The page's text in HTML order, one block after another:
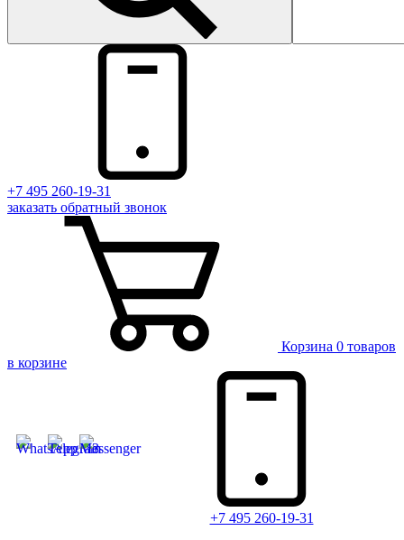
+7 495 260-19-31
заказать обратный звонок
Корзина 0 товаров
в корзине
+7 495 260-19-31